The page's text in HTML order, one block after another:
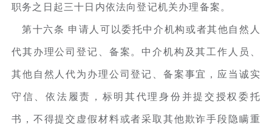
职务之日起三十日内依法向登记机关办理备案。
第十六条 申请人可以委托中介机构或者其他自然人
代其办理公司登记、备案。中介机构及其工作人员、
其他自然人代为办理公司登记、备案事宜，应当诚实
守信、依法履责，标明其代理身份并提交授权委托
书，不得提交虚假材料或者采取其他欺诈手段隐瞒重